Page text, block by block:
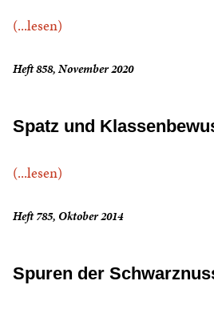
(...lesen)
Heft 858, November 2020
Spatz und
(...lesen)
Heft 785, Oktober 2014
Spuren der